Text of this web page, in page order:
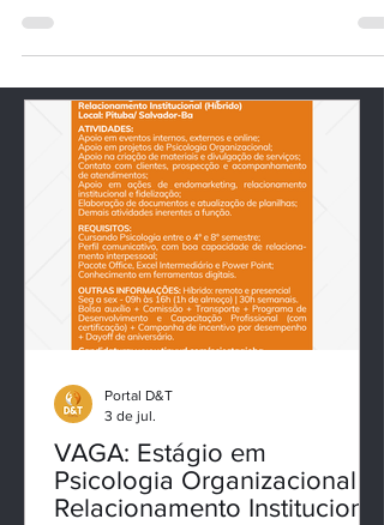
de Eventos- ABRIL, MAIO e JUNHO 2017--. Área
VAGA: Estágio em
Portal D&T
3 de jul.